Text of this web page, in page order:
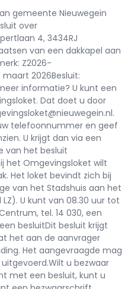
gemeente Nieuwegein
over
4, 3434RJ
van een dakkapel aan
Z2026-
2026Besluit:
informatie? U kunt een
Dat doet u door
telefoonnummer en geef
U krijgt dan via een
van het besluit
het Omgevingsloket wilt
Het loket bevindt zich bij
van het Stadshuis aan het
LZ). U kunt van 08.30 uur tot
tel. 14 030, een
besluitDit besluit krijgt
het aan de aanvrager
Het aangevraagde mag
u bezwaar
met een besluit, kunt u